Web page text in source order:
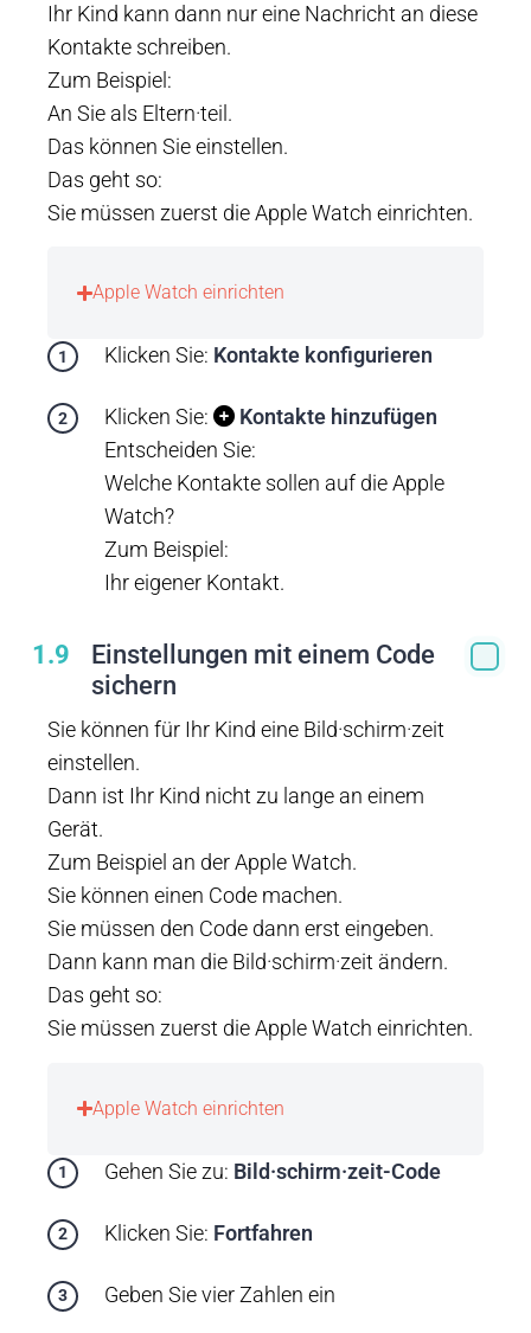
Ihr Kind kann dann nur eine Nachricht an diese
Kontakte schreiben.
Zum Beispiel:
An Sie als Eltern·teil.
Das können Sie einstellen.
Das geht so:
Sie müssen zuerst die Apple Watch einrichten.
Apple Watch einrichten
Klicken Sie: Kontakte konfigurieren
Klicken Sie:
Kontakte hinzufügen
Entscheiden Sie:
Welche Kontakte sollen auf die Apple
Watch?
Zum Beispiel:
Ihr eigener Kontakt.
1.9
Einstellungen mit einem Code
sichern
Sie können für Ihr Kind eine Bild·schirm·zeit
einstellen.
Dann ist Ihr Kind nicht zu lange an einem
Gerät.
Zum Beispiel an der Apple Watch.
Sie können einen Code machen.
Sie müssen den Code dann erst eingeben.
Dann kann man die Bild·schirm·zeit ändern.
Das geht so:
Sie müssen zuerst die Apple Watch einrichten.
Apple Watch einrichten
Gehen Sie zu: Bild·schirm·zeit-Code
Klicken Sie: Fortfahren
Geben Sie vier Zahlen ein